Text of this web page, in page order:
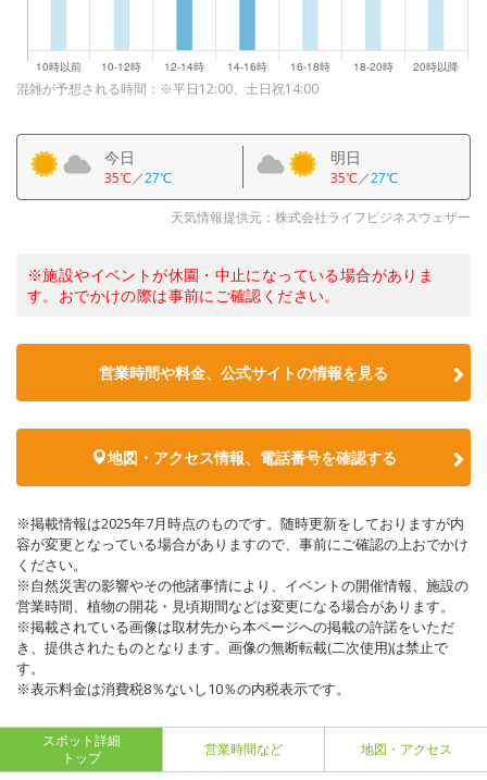
混雑が予想される時間：※平日12:00、土日祝14:00
今日
35℃／27℃
明日
35℃／27℃
天気情報提供元：株式会社ライフビジネスウェザー
※施設やイベントが休園・中止になっている場合がありま
す。おでかけの際は事前にご確認ください。
営業時間や料金、公式サイトの情報を見る
地図・アクセス情報、電話番号を確認する
※掲載情報は2025年7月時点のものです。随時更新をしておりますが内
容が変更となっている場合がありますので、事前にご確認の上おでかけ
ください。
※自然災害の影響やその他諸事情により、イベントの開催情報、施設の
営業時間、植物の開花・見頃期間などは変更になる場合があります。
※掲載されている画像は取材先から本ページへの掲載の許諾をいただ
き、提供されたものとなります。画像の無断転載(二次使用)は禁止で
す。
※表示料金は消費税8％ないし10％の内税表示です。
スポット詳細
トップ
営業時間など 地図・アクセス